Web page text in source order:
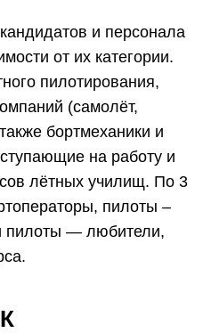
и персонала
от их категории.
пилотирования,
(самолёт,
бортмеханики и
на работу и
лётных училищ. По 3
пилоты –
пилоты — любители,